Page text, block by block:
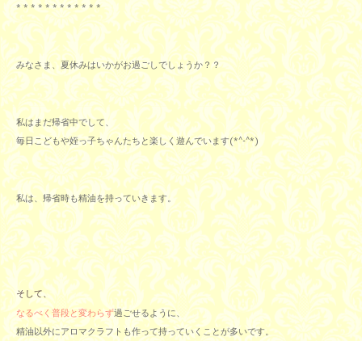
* * * * * * * * * * * *
みなさま、夏休みはいかがお過ごしでしょうか？？
私はまだ帰省中でして、
毎日こどもや姪っ子ちゃんたちと楽しく遊んでいます(*^-^*)
私は、帰省時も精油を持っていきます。
そして、
なるべく普段と変わらず過ごせるように、
精油以外にアロマクラフトも作って持っていくことが多いです。